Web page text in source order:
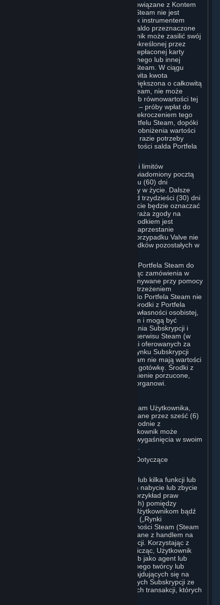
Steam może udostępnić saldo konta powiązane z Kontem
Użytkownika („Portfel Steam”). Portfel Steam nie jest
rachunkiem bankowym ani jakimkolwiek instrumentem
płatniczym. Działa jako przedpłacone saldo przeznaczone
do zamawiania Treści i Usług. Użytkownik może zasilić swój
Portfel Steam, do maksymalnej kwoty określonej przez
Valve, środkami z karty kredytowej, przepłaconej karty
płatniczej, przy pomocy kodu promocyjnego lub innej
metody płatności akceptowanej przez Steam. W ciągu
dwudziestu czterech (24) godzin całkowita kwota
przechowywana w Portfelu Steam, powiększona o całkowitą
kwotę wydaną przy pomocy Portfela Steam, nie może
łącznie przekroczyć kwoty 2000 USD lub równowartości tej
kwoty w obowiązującej lokalnej walucie – próby wpłat do
Portfela Steam, które skutkowałyby przekroczeniem tego
limitu, nie zostaną zaksięgowane w Portfelu Steam, dopóki
aktywność Użytkownika nie spowoduje obniżenia wartości
salda poniżej tego limitu. Valve może w razie potrzeby
zmieniać lub ustanawiać odmienne wartości salda Portfela
O każdej zmianie salda Portfela Steam i limitów
wykorzystania Użytkownik zostanie powiadomiony pocztą
elektroniczną w terminie sześćdziesięciu (60) dni
kalendarzowych przed wejściem zmiany w życie. Dalsze
korzystanie z Konta Steam przez ponad trzydzieści (30) dni
kalendarzowych po wejściu zmian w życie będzie oznaczać
ich akceptację. Jeśli Użytkownik nie wyraża zgody na
zmiany, jedynym przysługującym mu środkiem jest
zamknięcie swojego Konta Steam lub zaprzestanie
korzystania z Portfela Steam. W takim przypadku Valve nie
ma obowiązku zwrotu jakichkolwiek środków pozostałych w
Użytkownik może wykorzystać środki z Portfela Steam do
zamówienia Subskrypcji, w tym składając zamówienia w
grze, gdy włączone są transakcje wykonywane przy pomocy
Portfela Steam, i kupując Sprzęt. Z zastrzeżeniem
postanowień sekcji 3.I, środki dodane do Portfela Steam nie
podlegają zwrotowi ani przeniesieniu. Środki z Portfela
Steam nie stanowią przedmiotu prawa własności osobistej,
nie mają wartości poza serwisem Steam i mogą być
wykorzystywane wyłącznie do zamawiania Subskrypcji i
powiązanych treści za pośrednictwem serwisu Steam (w
tym między innymi gier i innych aplikacji oferowanych za
pośrednictwem Sklepu Steam lub na Rynku Subskrypcji
Steam) i Sprzętu. Środki z Portfela Steam nie mają wartości
pieniężnej i nie można ich wymienić na gotówkę. Środki z
Portfela Steam, które są uważane za mienie porzucone,
mogą zostać przekazane właściwemu organowi.
Wszelkie środki dodane do Portfela Steam Użytkownika,
które nie zostały przez niego wykorzystane przez sześć (6)
miesięcy od daty dodania, wygasną, zgodnie z
wymaganiami prawa japońskiego. Użytkownik może
zobaczyć swoje środki wraz z ich datą wygaśnięcia w swoim
D. Handel Subskrypcjami i Transakcje Dotyczące
Platforma Steam może zawierać jedną lub kilka funkcji lub
witryn, które umożliwiają Użytkownikom nabycie lub zbycie
określonych rodzajów Subskrypcji (na przykład praw
licencyjnych do przedmiotów wirtualnych) pomiędzy
Użytkownikami, oferowanie ich innym Użytkownikom bądź
ich zamawianie u innych Użytkowników („Rynki
Subskrypcji”). Zarówno Rynek Społeczności Steam (Steam
Community Market), jak i funkcje związane z handlem na
Steam są przykładami Rynku Subskrypcji. Korzystając z
Rynków Subskrypcji lub w nich uczestnicząc, Użytkownik
upoważnia Valve, w imieniu własnym lub jako agent lub
licencjobiorca jakiegokolwiek zewnętrznego twórcy lub
wydawcy odpowiednich Subskrypcji znajdujących się na
Koncie Użytkownika, do przeniesienia tych Subskrypcji ze
swojego Konta w celu realizacji wszelkich transakcji, których